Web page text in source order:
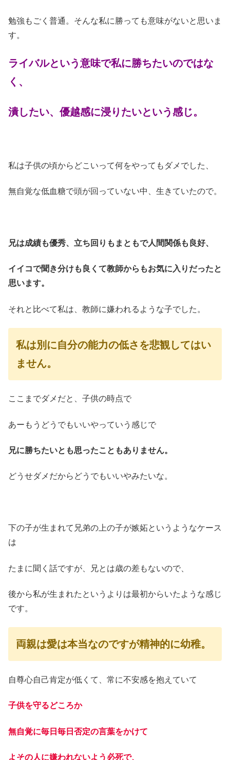
勉強もごく普通。そんな私に勝っても意味がないと思いま
す。
ライバルという意味で私に勝ちたいのではな
く、
潰したい、優越感に浸りたいという感じ。
私は子供の頃からどこいって何をやってもダメでした、
無自覚な低血糖で頭が回っていない中、生きていたので。
兄は成績も優秀、立ち回りもまともで人間関係も良好、
イイコで聞き分けも良くて教師からもお気に入りだったと
思います。
それと比べて私は、教師に嫌われるような子でした。
私は別に自分の能力の低さを悲観してはい
ません。
ここまでダメだと、子供の時点で
あーもうどうでもいいやっていう感じで
兄に勝ちたいとも思ったこともありません。
どうせダメだからどうでもいいやみたいな。
下の子が生まれて兄弟の上の子が嫉妬というようなケース
は
たまに聞く話ですが、兄とは歳の差もないので、
後から私が生まれたというよりは最初からいたような感じ
です。
両親は愛は本当なのですが精神的に幼稚。
自尊心自己肯定が低くて、常に不安感を抱えていて
子供を守るどころか
無自覚に毎日毎日否定の言葉をかけて
よその人に嫌われないよう必死で、